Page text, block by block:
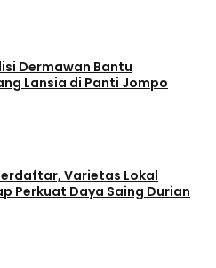
Dermawan Bantu
Lansia di Panti Jompo
Varietas Lokal
Perkuat Daya Saing Durian